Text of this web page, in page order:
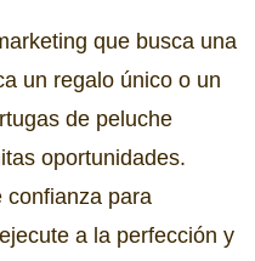
que busca una
un regalo único o un
de peluche
oportunidades.
confianza para
a la perfección y